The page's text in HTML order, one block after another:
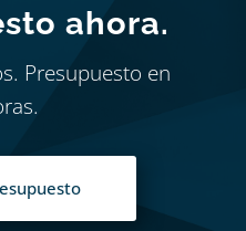
ahora.
Presupuesto en